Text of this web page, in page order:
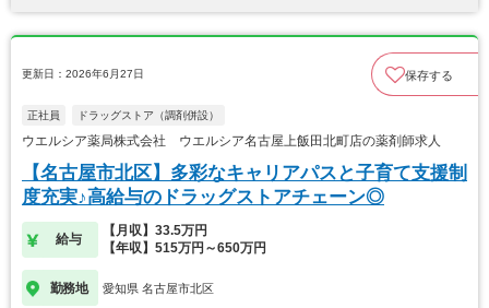
更新日：2026年6月27日 保存する
正社員 ドラッグストア（調剤併設）
ウエルシア薬局株式会社 ウエルシア名古屋上飯田北町店の薬剤師求人
【名古屋市北区】多彩なキャリアパスと子育て支援制
度充実♪高給与のドラッグストアチェーン◎
給与
【月収】33.5万円
【年収】515万円～650万円
勤務地 愛知県 名古屋市北区